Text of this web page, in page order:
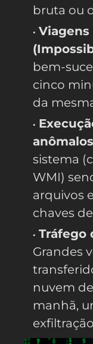
bruta ou
bem-
cinco
da
sistema
WMI)
arquivos
chaves
Tráfego
Grandes
nuvem
manhã,